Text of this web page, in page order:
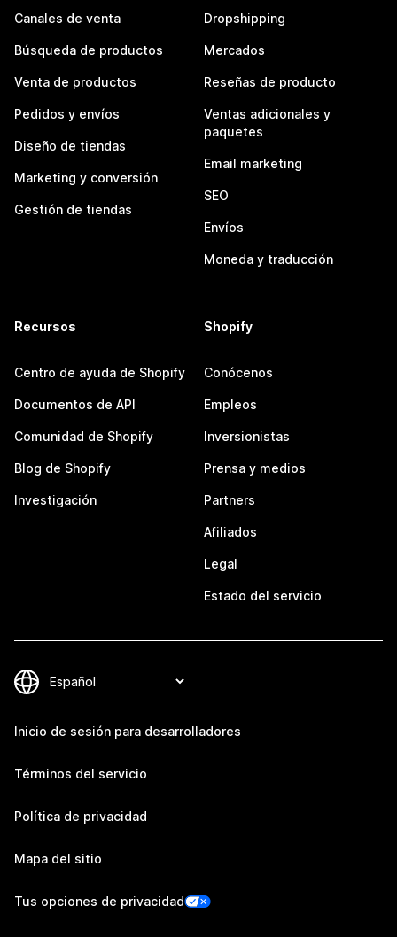
Canales de venta
Búsqueda de productos
Venta de productos
Pedidos y envíos
Diseño de tiendas
Marketing y conversión
Gestión de tiendas
Dropshipping
Mercados
Reseñas de producto
Ventas adicionales y
paquetes
Email marketing
SEO
Envíos
Moneda y traducción
Recursos
Centro de ayuda de Shopify
Documentos de API
Comunidad de Shopify
Blog de Shopify
Investigación
Shopify
Conócenos
Empleos
Inversionistas
Prensa y medios
Partners
Afiliados
Legal
Estado del servicio
Inicio de sesión para desarrolladores
Términos del servicio
Política de privacidad
Mapa del sitio
Tus opciones de privacidad